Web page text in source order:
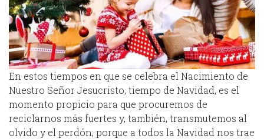
En estos tiempos en que se celebra el Nacimiento de
Nuestro Señor Jesucristo, tiempo de Navidad, es el
momento propicio para que procuremos de
reciclarnos más fuertes y, también, transmutemos al
olvido y el perdón; porque a todos la Navidad nos trae